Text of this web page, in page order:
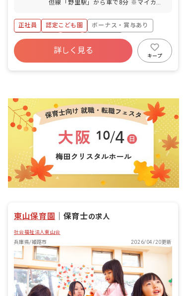
間。交代で取得） 年末年始休暇
は、上記にプラスで有給休暇を取得して
長期休暇を取れるようにしています。 慶
弔休暇 産前産後・育児休暇（前年度取得
実績1名） 介護・看護休暇
但線「野里駅」から車で8分 ※マイカ
輪場を完備）
正社員 認定こども園
ボーナス・賞与あり
社会保険完備
有給
退職金制度
昇給昇進あり
産休育休制度
社会福祉法人
詳しく見る
キープ
東山保育園 保育士の求人
社会福祉法人東山会
兵庫県/姫路市
2026/04/20更新